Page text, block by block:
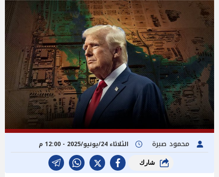
محمود صبرة الثلاثاء 24/يونيو/2025 - 12:00 م
شارك